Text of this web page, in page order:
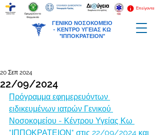
ΓΕΝΙΚΟ ΝΟΣΟΚΟΜΕΙΟ
- ΚΕΝΤΡΟ ΥΓΕΙΑΣ ΚΩ
"ΙΠΠΟΚΡΑΤΕΙΟΝ"
Επείγοντα
Εφημερεύοντα
Φαρμακεία
22/09/2024
20 Σεπ 2024
Πρόγραμμα εφημερευόντων
ειδικευμένων ιατρών Γενικού
Νοσοκομείου - Κέντρου Υγείας Κω
"ΙΠΠΟΚΡΑΤΕΙΟΝ" στις 22/09/2024 και